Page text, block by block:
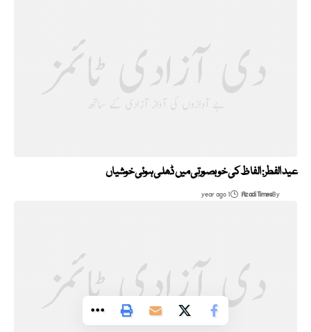
عید الفطر: الفاظ کی خوبصورتی میں ڈھلی ہوئی خوشیاں
By
Azadi Times
1 year ago